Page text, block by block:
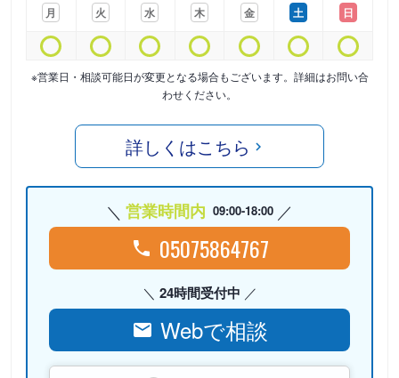
月
火
水
木
金
土
日
※営業日・相談可能日が変更となる場合もございます。詳細はお問い合
わせください。
詳しくはこちら
営業時間内 09:00-18:00
05075864767
24時間受付中
Webで相談